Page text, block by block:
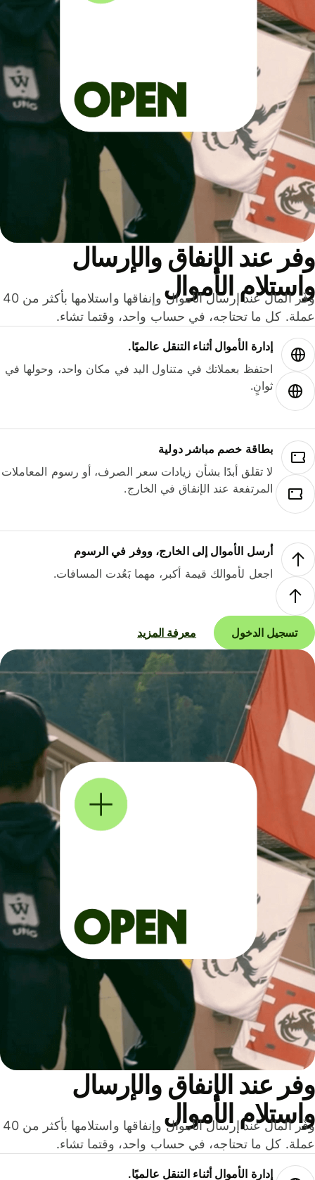
عند الإنفاق والإرسال
الأموال
وفّر المال عند إرسال الأموال وإنفاقها واستلامها بأكثر من 40
كل ما تحتاجه، في حساب واحد، وقتما تشاء.
إدارة الأموال أثناء التنقل عالميًا.
احتفظ بعملاتك في متناول اليد في مكان واحد، وحولها في
ثوانٍ.
بطاقة خصم مباشر دولية
لا تقلق أبدًا بشأن زيادات سعر الصرف، أو رسوم المعاملات
المرتفعة عند الإنفاق في الخارج.
أرسل الأموال إلى الخارج، ووفر في الرسوم
اجعل لأموالك قيمة أكبر، مهما بَعُدت المسافات.
تسجيل الدخول معرفة المزيد
عند الإنفاق والإرسال
الأموال
وفّر المال عند إرسال الأموال وإنفاقها واستلامها بأكثر من 40
كل ما تحتاجه، في حساب واحد، وقتما تشاء.
إدارة الأموال أثناء التنقل عالميًا.